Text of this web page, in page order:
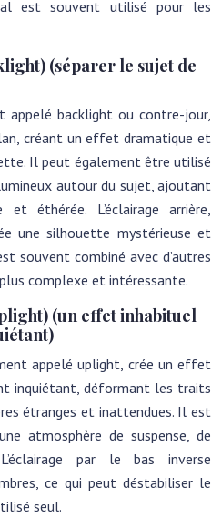
est souvent utilisé pour les
(séparer le sujet de
appelé backlight ou contre-jour,
créant un effet dramatique et
Il peut également être utilisé
autour du sujet, ajoutant
et éthérée. L’éclairage arrière,
une silhouette mystérieuse et
souvent combiné avec d’autres
complexe et intéressante.
(un effet inhabituel
appelé uplight, crée un effet
inquiétant, déformant les traits
étranges et inattendues. Il est
atmosphère de suspense, de
par le bas inverse
ce qui peut déstabiliser le
seul.